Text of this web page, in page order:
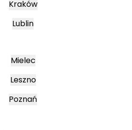
Kraków
Lublin
Mielec
Leszno
Poznań